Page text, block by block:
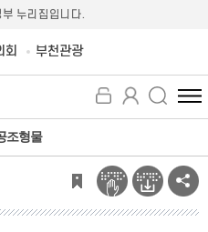
누리집입니다.
회 부천관광
전
체
뉴
보
기
조형물